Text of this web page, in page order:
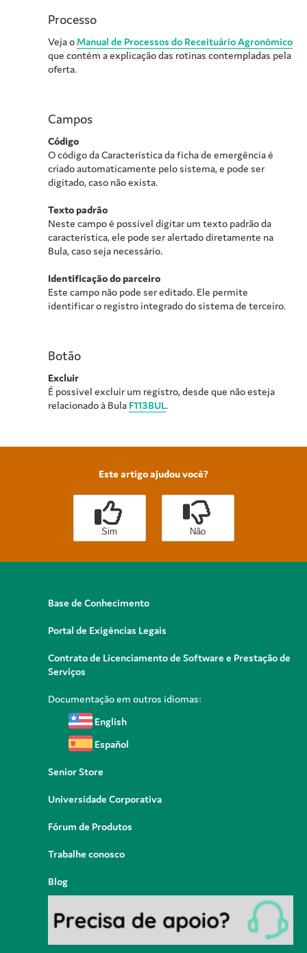
Processo
Veja o Manual de Processos do Receituário Agronômico
que contém a explicação das rotinas contempladas pela
oferta.
Campos
Código
O código da Característica da ficha de emergência é
criado automaticamente pelo sistema, e pode ser
digitado, caso não exista.
Texto padrão
Neste campo é possível digitar um texto padrão da
característica, ele pode ser alertado diretamente na
Bula, caso seja necessário.
Identificação do parceiro
Este campo não pode ser editado. Ele permite
identificar o registro integrado do sistema de terceiro.
Botão
Excluir
É possível excluir um registro, desde que não esteja
relacionado à Bula F113BUL.
Este artigo ajudou você?
Sim Não
Base de Conhecimento
Portal de Exigências Legais
Contrato de Licenciamento de Software e Prestação de
Serviços
Documentação em outros idiomas:
English
Español
Senior Store
Universidade Corporativa
Fórum de Produtos
Trabalhe conosco
Blog